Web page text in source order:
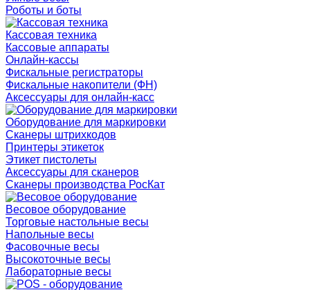
Роботы и боты
Кассовая техника
Кассовые аппараты
Онлайн-кассы
Фискальные регистраторы
Фискальные накопители (ФН)
Аксессуары для онлайн-касс
Оборудование для маркировки
Сканеры штрихкодов
Принтеры этикеток
Этикет пистолеты
Аксессуары для сканеров
Сканеры производства РосКат
Весовое оборудование
Торговые настольные весы
Напольные весы
Фасовочные весы
Высокоточные весы
Лабораторные весы